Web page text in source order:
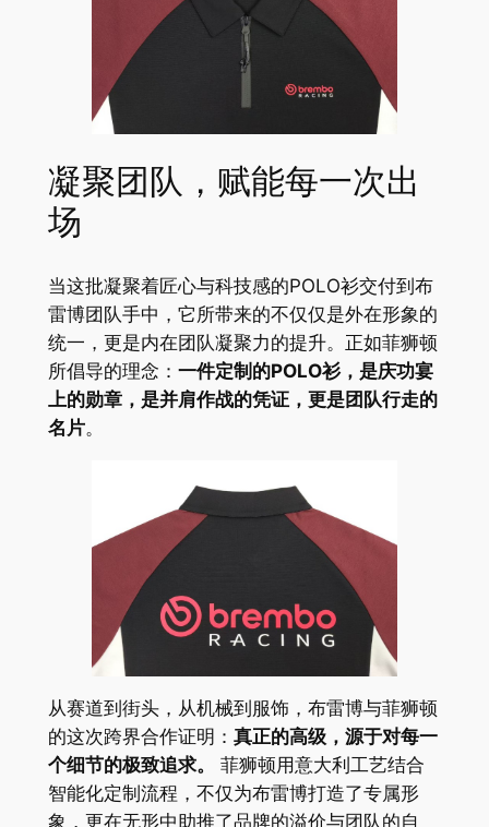
凝聚团队，赋能每一次出
场
当这批凝聚着匠心与科技感的POLO衫交付到布
雷博团队手中，它所带来的不仅仅是外在形象的
统一，更是内在团队凝聚力的提升。正如菲狮顿
所倡导的理念： 一件定制的POLO衫，是庆功宴
上的勋章，是并肩作战的凭证，更是团队行走的
名片。
从赛道到街头，从机械到服饰，布雷博与菲狮顿
的这次跨界合作证明： 真正的高级，源于对每一
个细节的极致追求。
菲狮顿用意大利工艺结合
智能化定制流程，不仅为布雷博打造了专属形
象，更在无形中助推了品牌的溢价与团队的自